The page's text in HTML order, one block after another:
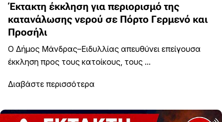
Έκτακτη έκκληση για περιορισμό της
κατανάλωσης νερού σε Πόρτο Γερμενό και
Προσήλι
Ο Δήμος Μάνδρας–Ειδυλλίας απευθύνει επείγουσα
έκκληση προς τους κατοίκους, τους ...
Διαβάστε περισσότερα